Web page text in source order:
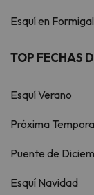
Esquí en Formigal
TOP FECHAS
Esquí Verano
Próxima
Puente de
Esquí Navidad